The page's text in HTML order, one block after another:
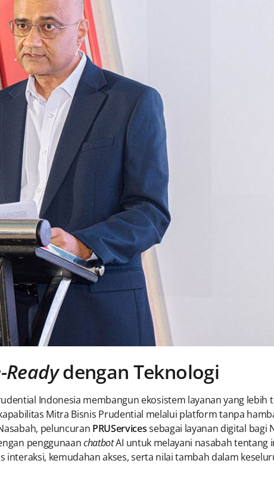
dengan Teknologi
Indonesia membangun ekosistem layanan yang lebih
Mitra Bisnis Prudential melalui platform tanpa
peluncuran PRUServicessebagai layanan digital bagi
penggunaanchatbotAI untuk melayani nasabah tentang
interaksi, kemudahan akses, serta nilai tambah dalam